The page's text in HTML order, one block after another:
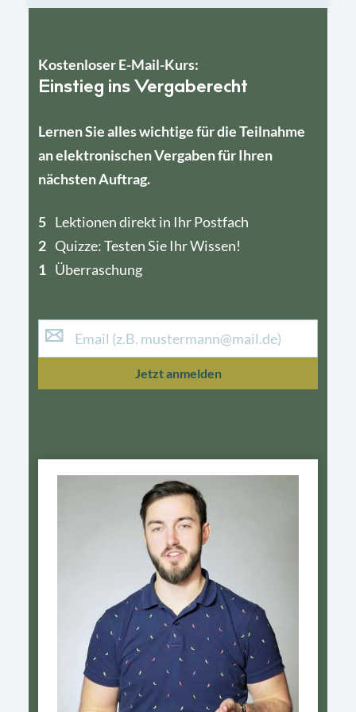
Kostenloser E-Mail-Kurs:
Einstieg ins Vergaberecht
Lernen Sie alles wichtige für die Teilnahme
an elektronischen Vergaben für Ihren
nächsten Auftrag.
5 Lektionen direkt in Ihr Postfach
2 Quizze: Testen Sie Ihr Wissen!
1 Überraschung
4
1
Jetzt anmelden